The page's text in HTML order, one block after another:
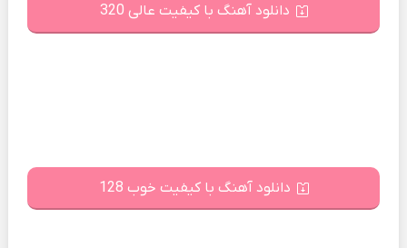
دانلود آهنگ با کیفیت عالی 320
دانلود آهنگ با کیفیت خوب 128